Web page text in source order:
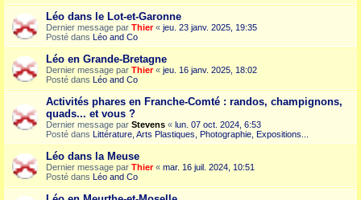
Léo dans le Lot-et-Garonne
Dernier message par Thier« jeu. 23 janv. 2025, 19:35
Posté dans Léo and Co
Léo en Grande-Bretagne
Dernier message par Thier« jeu. 16 janv. 2025, 18:02
Posté dans Léo and Co
Activités phares en Franche-Comté : randos, champignons,
quads... et vous ?
Dernier message par Stevens « lun. 07 oct. 2024, 6:53
Posté dans Littérature, Arts Plastiques, Photographie, Expositions...
Léo dans la Meuse
Dernier message par Thier« mar. 16 juil. 2024, 10:51
Posté dans Léo and Co